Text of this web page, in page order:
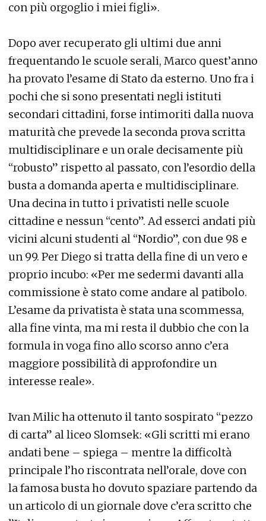
con più orgoglio i miei figli».
Dopo aver recuperato gli ultimi due anni
frequentando le scuole serali, Marco quest’anno
ha provato l’esame di Stato da esterno. Uno fra i
pochi che si sono presentati negli istituti
secondari cittadini, forse intimoriti dalla nuova
maturità che prevede la seconda prova scritta
multidisciplinare e un orale decisamente più
“robusto” rispetto al passato, con l’esordio della
busta a domanda aperta e multidisciplinare.
Una decina in tutto i privatisti nelle scuole
cittadine e nessun “cento”. Ad esserci andati più
vicini alcuni studenti al “Nordio”, con due 98 e
un 99. Per Diego si tratta della fine di un vero e
proprio incubo: «Per me sedermi davanti alla
commissione è stato come andare al patibolo.
L’esame da privatista è stata una scommessa,
alla fine vinta, ma mi resta il dubbio che con la
formula in voga fino allo scorso anno c’era
maggiore possibilità di approfondire un
interesse reale».
Ivan Milic ha ottenuto il tanto sospirato “pezzo
di carta” al liceo Slomsek: «Gli scritti mi erano
andati bene – spiega – mentre la difficoltà
principale l’ho riscontrata nell’orale, dove con
la famosa busta ho dovuto spaziare partendo da
un articolo di un giornale dove c’era scritto che